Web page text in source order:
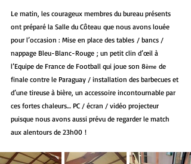
Le matin, les courageux membres du bureau présents
ont préparé la Salle du Côteau que nous avons louée
pour l’occasion : Mise en place des tables / bancs /
nappage Bleu-Blanc-Rouge ; un petit clin d’œil à
l’Equipe de France de Football qui joue son 8ème de
finale contre le Paraguay / installation des barbecues et
d’une tireuse à bière, un accessoire incontournable par
ces fortes chaleurs… PC / écran / vidéo projecteur
puisque nous avons aussi prévu de regarder le match
aux alentours de 23h00 !